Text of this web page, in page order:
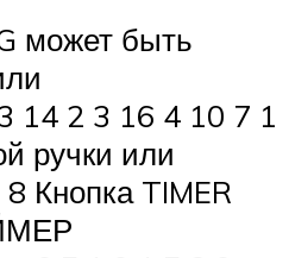
может быть
14 2 3 16 4 10 7 1
ручки или
Кнопка TIMER